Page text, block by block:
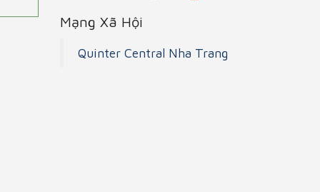
Mạng Xã Hội
Quinter Central Nha Trang